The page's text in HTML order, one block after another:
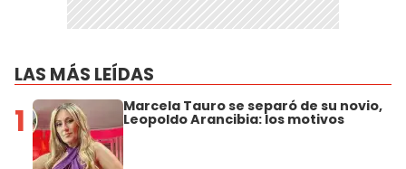
LAS MÁS LEÍDAS
1 Marcela Tauro se separó de su novio,
Leopoldo Arancibia: los motivos